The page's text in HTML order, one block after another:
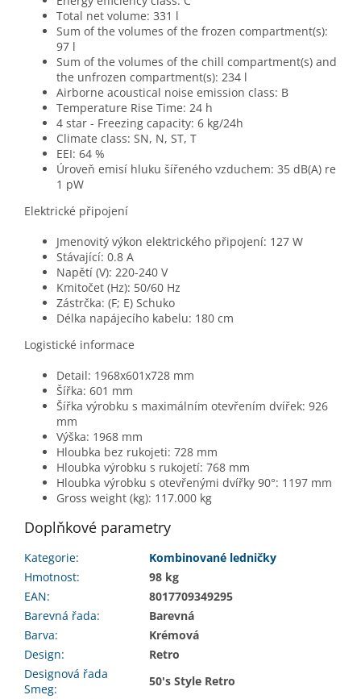
Total net volume: 331 l
Sum of the volumes of the frozen compartment(s):
97 l
Sum of the volumes of the chill compartment(s) and
the unfrozen compartment(s): 234 l
Airborne acoustical noise emission class: B
Temperature Rise Time: 24 h
4 star - Freezing capacity: 6 kg/24h
Climate class: SN, N, ST, T
EEI: 64 %
Úroveň emisí hluku šířeného vzduchem: 35 dB(A) re
1 pW
Elektrické připojení
Jmenovitý výkon elektrického připojení: 127 W
Stávající: 0.8 A
Napětí (V): 220-240 V
Kmitočet (Hz): 50/60 Hz
Zástrčka: (F; E) Schuko
Délka napájecího kabelu: 180 cm
Logistické informace
Detail: 1968x601x728 mm
Šířka: 601 mm
Šířka výrobku s maximálním otevřením dvířek: 926
mm
Výška: 1968 mm
Hloubka bez rukojeti: 728 mm
Hloubka výrobku s rukojetí: 768 mm
Hloubka výrobku s otevřenými dvířky 90°: 1197 mm
Gross weight (kg): 117.000 kg
Doplňkové parametry
Kategorie:
Kombinované ledničky
Hmotnost:
98 kg
EAN:
8017709349295
Barevná řada:
Barevná
Barva:
Krémová
Design:
Retro
Designová řada
Smeg:
50's Style Retro